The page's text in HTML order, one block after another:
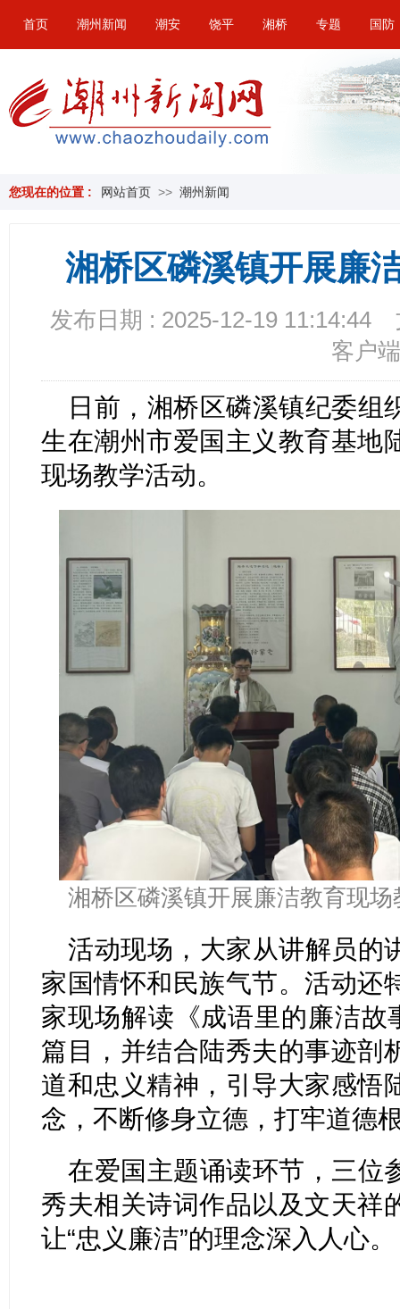
首页 潮州新闻 潮安 饶平 湘桥 专题 国防
您现在的位置 : 网站首页 >> 潮州新闻
湘桥区磷溪镇开展廉
发布日期 : 2025-12-19 11:14:44
客户端
日前，湘桥区磷溪镇纪委组
生在潮州市爱国主义教育基地
现场教学活动。
湘桥区磷溪镇开展廉洁教育现
活动现场，大家从讲解员的
家国情怀和民族气节。活动还
家现场解读《成语里的廉洁故
篇目，并结合陆秀夫的事迹剖
道和忠义精神，引导大家感悟
念，不断修身立德，打牢道德
在爱国主题诵读环节，三位
秀夫相关诗词作品以及文天祥
让“忠义廉洁”的理念深入人心。